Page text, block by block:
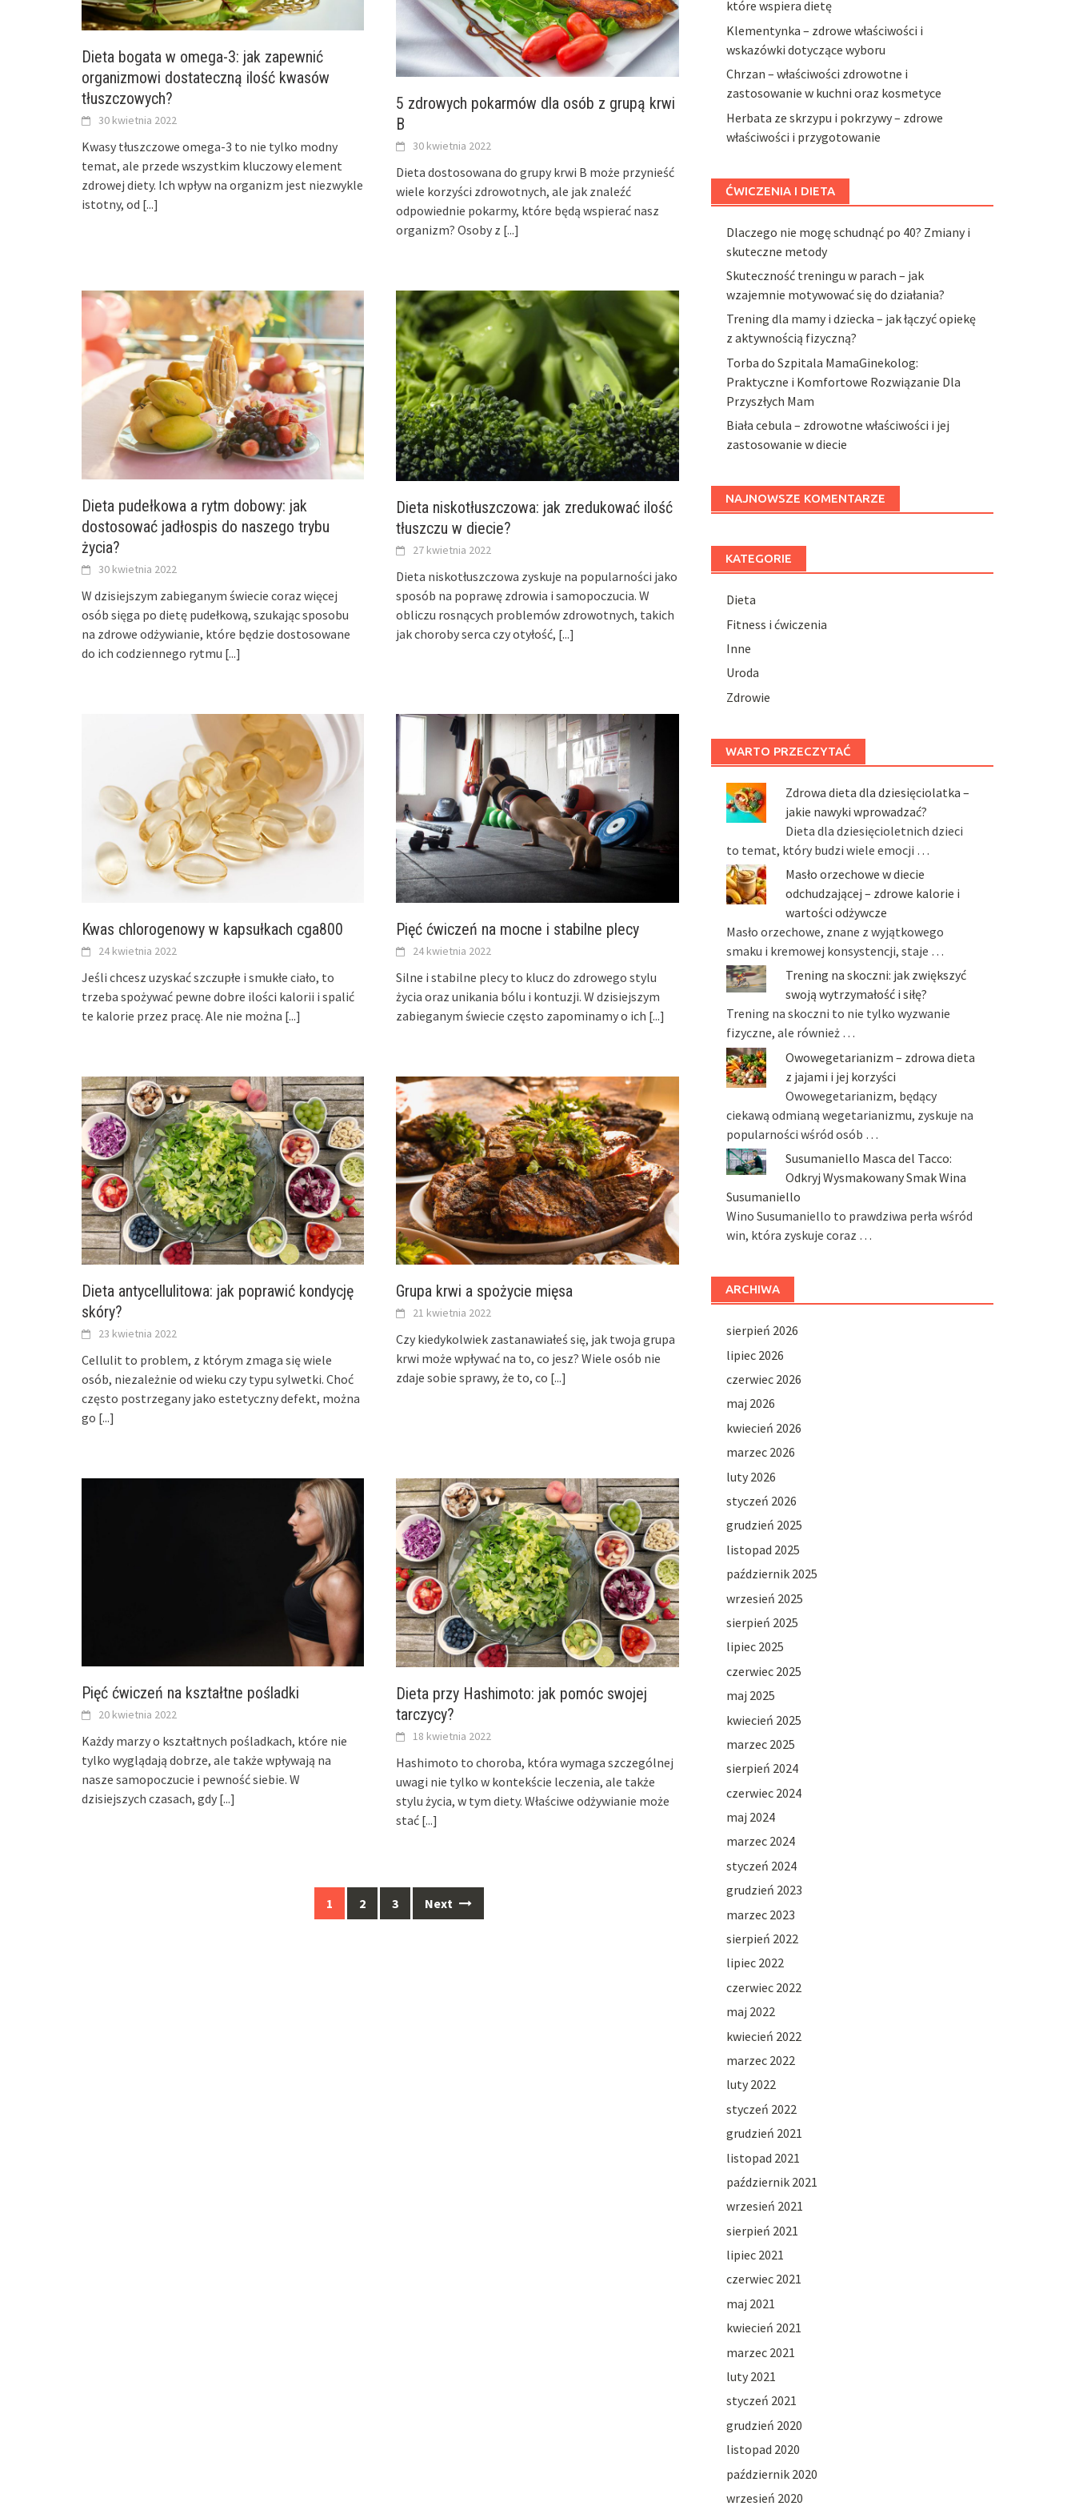
Dieta bogata w omega-3: jak zapewnić
organizmowi dostateczną ilość kwasów
tłuszczowych?
30 kwietnia 2022
Kwasy tłuszczowe omega-3 to nie tylko modny
temat, ale przede wszystkim kluczowy element
zdrowej diety. Ich wpływ na organizm jest niezwykle
istotny, od [...]
5 zdrowych pokarmów dla osób z grupą krwi
B
30 kwietnia 2022
Dieta dostosowana do grupy krwi B może przynieść
wiele korzyści zdrowotnych, ale jak znaleźć
odpowiednie pokarmy, które będą wspierać nasz
organizm? Osoby z [...]
Dieta pudełkowa a rytm dobowy: jak
dostosować jadłospis do naszego trybu
życia?
30 kwietnia 2022
W dzisiejszym zabieganym świecie coraz więcej
osób sięga po dietę pudełkową, szukając sposobu
na zdrowe odżywianie, które będzie dostosowane
do ich codziennego rytmu [...]
Dieta niskotłuszczowa: jak zredukować ilość
tłuszczu w diecie?
27 kwietnia 2022
Dieta niskotłuszczowa zyskuje na popularności jako
sposób na poprawę zdrowia i samopoczucia. W
obliczu rosnących problemów zdrowotnych, takich
jak choroby serca czy otyłość, [...]
Kwas chlorogenowy w kapsułkach cga800
24 kwietnia 2022
Jeśli chcesz uzyskać szczupłe i smukłe ciało, to
trzeba spożywać pewne dobre ilości kalorii i spalić
te kalorie przez pracę. Ale nie można [...]
Pięć ćwiczeń na mocne i stabilne plecy
24 kwietnia 2022
Silne i stabilne plecy to klucz do zdrowego stylu
życia oraz unikania bólu i kontuzji. W dzisiejszym
zabieganym świecie często zapominamy o ich [...]
Dieta antycellulitowa: jak poprawić kondycję
skóry?
23 kwietnia 2022
Cellulit to problem, z którym zmaga się wiele
osób, niezależnie od wieku czy typu sylwetki. Choć
często postrzegany jako estetyczny defekt, można
go [...]
Grupa krwi a spożycie mięsa
21 kwietnia 2022
Czy kiedykolwiek zastanawiałeś się, jak twoja grupa
krwi może wpływać na to, co jesz? Wiele osób nie
zdaje sobie sprawy, że to, co [...]
Pięć ćwiczeń na kształtne pośladki
20 kwietnia 2022
Każdy marzy o kształtnych pośladkach, które nie
tylko wyglądają dobrze, ale także wpływają na
nasze samopoczucie i pewność siebie. W
dzisiejszych czasach, gdy [...]
Dieta przy Hashimoto: jak pomóc swojej
tarczycy?
18 kwietnia 2022
Hashimoto to choroba, która wymaga szczególnej
uwagi nie tylko w kontekście leczenia, ale także
stylu życia, w tym diety. Właściwe odżywianie może
stać [...]
1 2 3 Next
które wspiera dietę
Klementynka – zdrowe właściwości i
wskazówki dotyczące wyboru
Chrzan – właściwości zdrowotne i
zastosowanie w kuchni oraz kosmetyce
Herbata ze skrzypu i pokrzywy – zdrowe
właściwości i przygotowanie
ĆWICZENIA I DIETA
Dlaczego nie mogę schudnąć po 40? Zmiany i
skuteczne metody
Skuteczność treningu w parach – jak
wzajemnie motywować się do działania?
Trening dla mamy i dziecka – jak łączyć opiekę
z aktywnością fizyczną?
Torba do Szpitala MamaGinekolog:
Praktyczne i Komfortowe Rozwiązanie Dla
Przyszłych Mam
Biała cebula – zdrowotne właściwości i jej
zastosowanie w diecie
NAJNOWSZE KOMENTARZE
KATEGORIE
Dieta
Fitness i ćwiczenia
Inne
Uroda
Zdrowie
WARTO PRZECZYTAĆ
Zdrowa dieta dla dziesięciolatka –
jakie nawyki wprowadzać?
Dieta dla dziesięcioletnich dzieci
to temat, który budzi wiele emocji …
Masło orzechowe w diecie
odchudzającej – zdrowe kalorie i
wartości odżywcze
Masło orzechowe, znane z wyjątkowego
smaku i kremowej konsystencji, staje …
Trening na skoczni: jak zwiększyć
swoją wytrzymałość i siłę?
Trening na skoczni to nie tylko wyzwanie
fizyczne, ale również …
Owowegetarianizm – zdrowa dieta
z jajami i jej korzyści
Owowegetarianizm, będący
ciekawą odmianą wegetarianizmu, zyskuje na
popularności wśród osób …
Susumaniello Masca del Tacco:
Odkryj Wysmakowany Smak Wina
Susumaniello
Wino Susumaniello to prawdziwa perła wśród
win, która zyskuje coraz …
ARCHIWA
sierpień 2026
lipiec 2026
czerwiec 2026
maj 2026
kwiecień 2026
marzec 2026
luty 2026
styczeń 2026
grudzień 2025
listopad 2025
październik 2025
wrzesień 2025
sierpień 2025
lipiec 2025
czerwiec 2025
maj 2025
kwiecień 2025
marzec 2025
sierpień 2024
czerwiec 2024
maj 2024
marzec 2024
styczeń 2024
grudzień 2023
marzec 2023
sierpień 2022
lipiec 2022
czerwiec 2022
maj 2022
kwiecień 2022
marzec 2022
luty 2022
styczeń 2022
grudzień 2021
listopad 2021
październik 2021
wrzesień 2021
sierpień 2021
lipiec 2021
czerwiec 2021
maj 2021
kwiecień 2021
marzec 2021
luty 2021
styczeń 2021
grudzień 2020
listopad 2020
październik 2020
wrzesień 2020